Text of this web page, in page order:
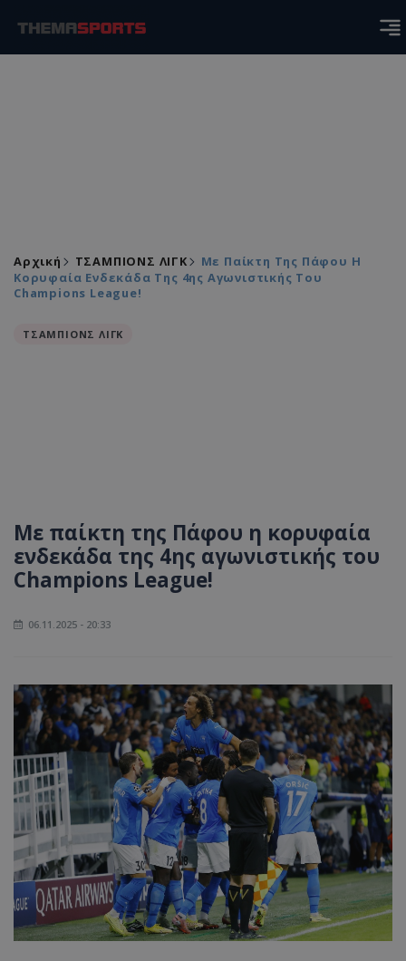
Αρχική ΤΣΑΜΠΙΟΝΣ ΛΙΓΚ
Με Παίκτη Της Πάφου Η
Κορυφαία Ενδεκάδα Της 4ης Αγωνιστικής Του
Champions League!
ΤΣΑΜΠΙΟΝΣ ΛΙΓΚ
Με παίκτη της Πάφου η κορυφαία
ενδεκάδα της 4ης αγωνιστικής του
Champions League!
06.11.2025 - 20:33